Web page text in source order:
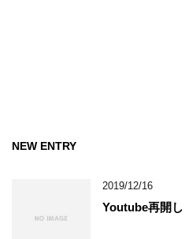
NEW ENTRY
2019/12/16
Youtube再開し